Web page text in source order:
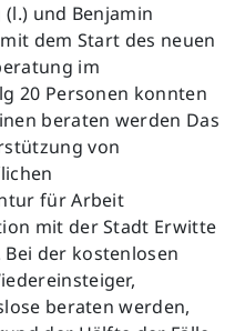
und Benjamin
dem Start des neuen
im
20 Personen konnten
beraten werden Das
von
für Arbeit
mit der Stadt Erwitte
der kostenlosen
beraten werden,